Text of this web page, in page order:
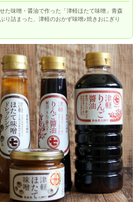
た味噌・醤油で作った「津軽ほたて味噌」青森
り詰まった、津軽のおかず味噌♪焼きおにぎり